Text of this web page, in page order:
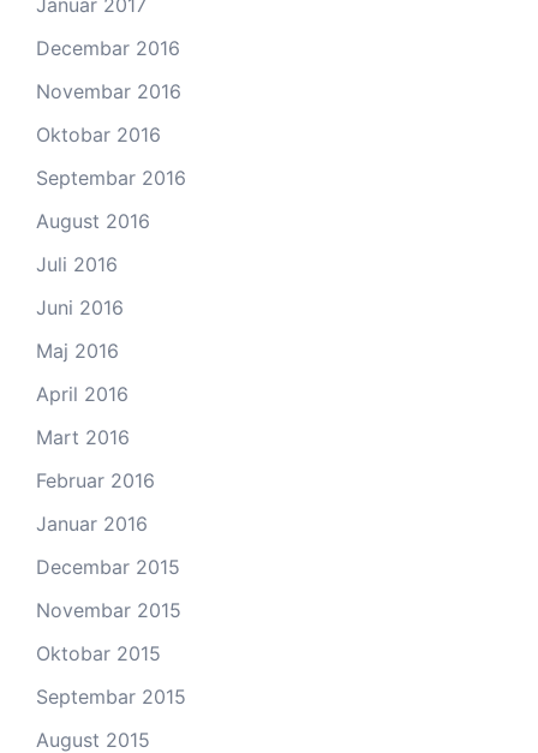
Decembar 2016
Novembar 2016
Oktobar 2016
Septembar 2016
August 2016
Juli 2016
Juni 2016
Maj 2016
April 2016
Mart 2016
Februar 2016
Januar 2016
Decembar 2015
Novembar 2015
Oktobar 2015
Septembar 2015
August 2015